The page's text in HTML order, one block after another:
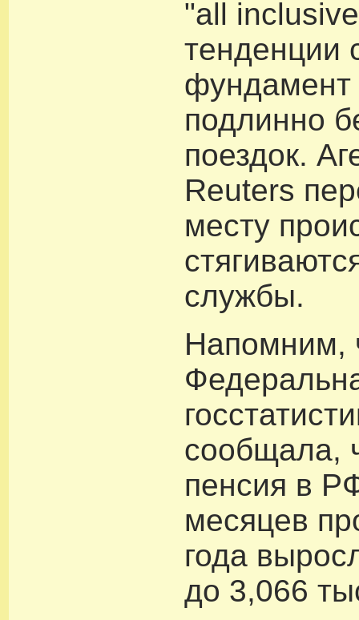
"all
тенденции
фундамент
подлинно
поездок.
Reuters
месту
службы.
Напомним,
сообщала,
пенсия в
месяцев
года
до 3,066